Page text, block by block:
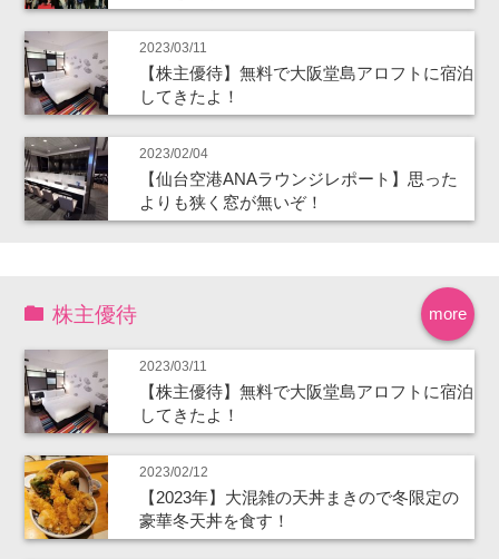
2023/03/11
【株主優待】無料で大阪堂島アロフトに宿泊
してきたよ！
2023/02/04
【仙台空港ANAラウンジレポート】思った
よりも狭く窓が無いぞ！
more
株主優待
2023/03/11
【株主優待】無料で大阪堂島アロフトに宿泊
してきたよ！
2023/02/12
【2023年】大混雑の天丼まきので冬限定の
豪華冬天丼を食す！